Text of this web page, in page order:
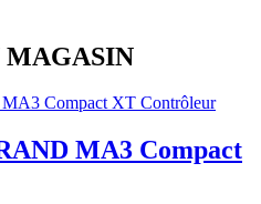
MAGASIN
MA3 Compact